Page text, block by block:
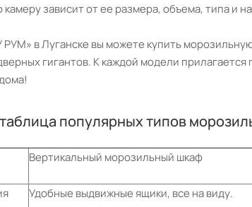
зависит от ее размера, объема, типа и
РУМ» в Луганске вы можете купить
гигантов. К каждой модели
популярных типов
Вертикальный морозильный шкаф
Удобные выдвижные ящики, все на виду.